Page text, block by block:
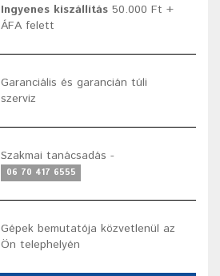
Ingyenes kiszállítás 50.000 Ft +
ÁFA felett
Garanciális és garancián túli
szerviz
Szakmai tanácsadás -
06 70 417 6555
Gépek bemutatója közvetlenül az
Ön telephelyén